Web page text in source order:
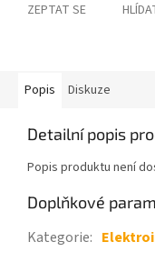
ZEPTAT SE
Popis Diskuze
Detailní popis
Popis produktu není
Doplňkové
Kategorie: